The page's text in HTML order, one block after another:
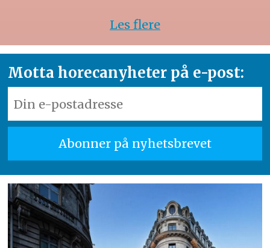
Les flere
Motta horecanyheter på e-post: